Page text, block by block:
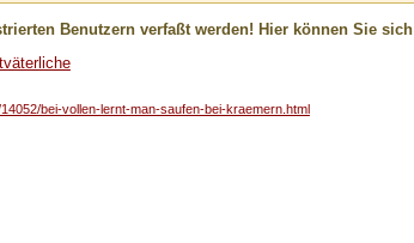
Benutzern verfaßt werden! Hier können Sie sich
bei-vollen-lernt-man-saufen-bei-kraemern.html